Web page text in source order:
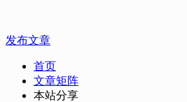
发布文章
首页
文章矩阵
本站分享